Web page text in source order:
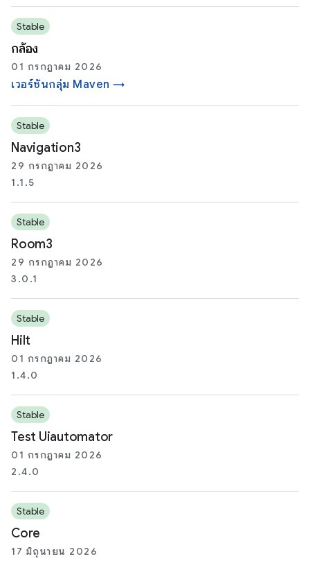
Stable
กล้อง
01 กรกฎาคม 2026
เวอร์ชันกลุ่ม Maven →
Stable
Navigation3
29 กรกฎาคม 2026
1.1.5
Stable
Room3
29 กรกฎาคม 2026
3.0.1
Stable
Hilt
01 กรกฎาคม 2026
1.4.0
Stable
Test Uiautomator
01 กรกฎาคม 2026
2.4.0
Stable
Core
17 มิถุนายน 2026